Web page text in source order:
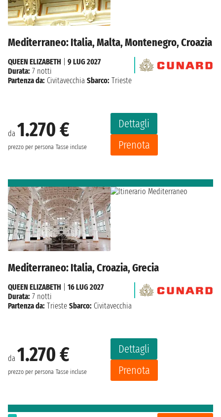
Mediterraneo: Italia, Malta, Montenegro, Croazia
da 1.270 €
prezzo per persona Tasse incluse
Dettagli
Prenota
QUEEN ELIZABETH
9 LUG 2027
Durata: 7 notti
Partenza da: Civitavecchia Sbarco: Trieste
Mediterraneo: Italia, Croazia, Grecia
da 1.270 €
prezzo per persona Tasse incluse
Dettagli
Prenota
QUEEN ELIZABETH
16 LUG 2027
Durata: 7 notti
Partenza da: Trieste Sbarco: Civitavecchia